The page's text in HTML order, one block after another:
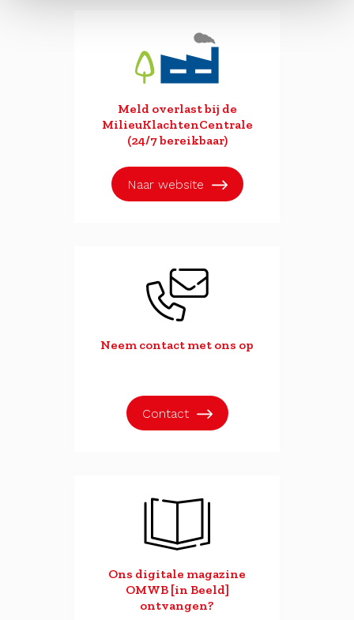
Meld overlast bij de
MilieuKlachtenCentrale
(24/7 bereikbaar)
Naar website
Neem contact met ons op
Contact
Ons digitale magazine
OMWB [in Beeld]
ontvangen?